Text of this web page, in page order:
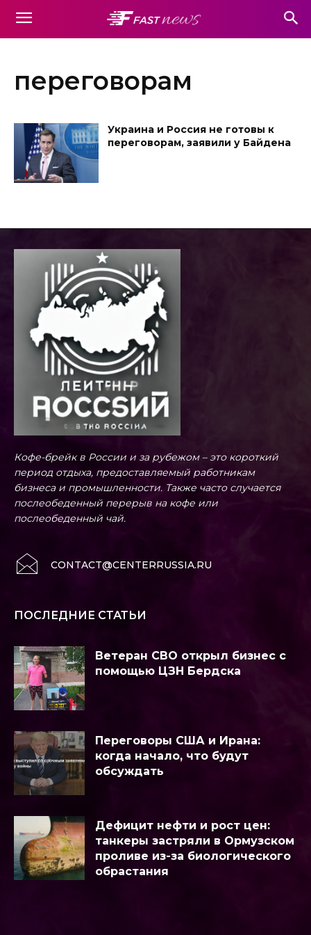
переговорам
Украина и Россия не готовы к
переговорам, заявили у Байдена
Кофе-брейк в России и за рубежом – это короткий
период отдыха, предоставляемый работникам
бизнеса и промышленности. Также часто случается
послеобеденный перерыв на кофе или
послеобеденный чай.
CONTACT@CENTERRUSSIA.RU
ПОСЛЕДНИЕ СТАТЬИ
Ветеран СВО открыл бизнес с
помощью ЦЗН Бердска
Переговоры США и Ирана:
когда начало, что будут
обсуждать
Дефицит нефти и рост цен:
танкеры застряли в Ормузском
проливе из-за биологического
обрастания